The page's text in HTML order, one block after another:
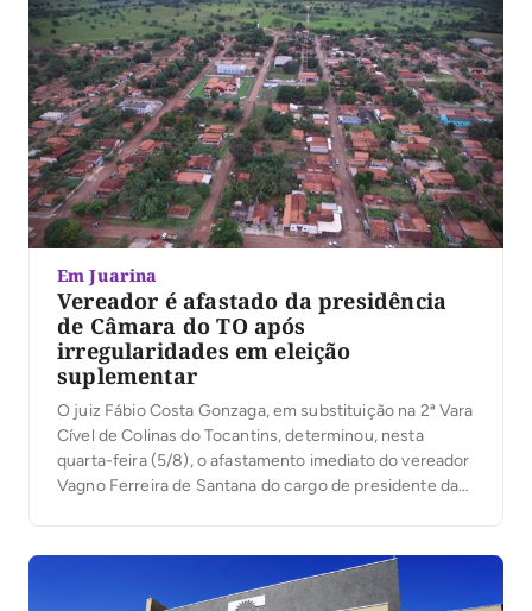
Em Juarina
Vereador é afastado da presidência
de Câmara do TO após
irregularidades em eleição
suplementar
O juiz Fábio Costa Gonzaga, em substituição na 2ª Vara
Cível de Colinas do Tocantins, determinou, nesta
quarta-feira (5/8), o afastamento imediato do vereador
Vagno Ferreira de Santana do cargo de presidente da
exclusivamente da função de presidente. Conforme